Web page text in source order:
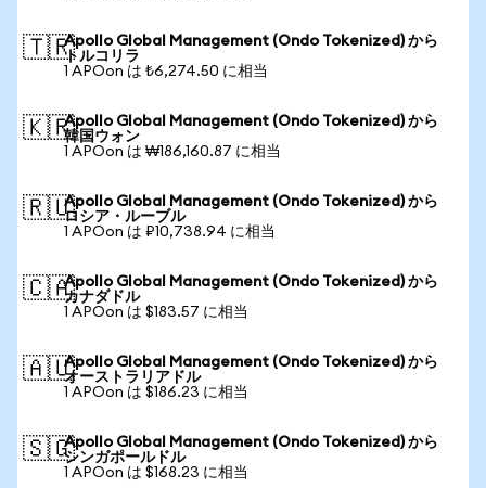
🇹🇷Apollo Global Management (Ondo Tokenized) から
トルコリラ
1 APOon は ₺6,274.50 に相当
🇰🇷Apollo Global Management (Ondo Tokenized) から
韓国ウォン
1 APOon は ₩186,160.87 に相当
🇷🇺Apollo Global Management (Ondo Tokenized) から
ロシア・ルーブル
1 APOon は ₽10,738.94 に相当
🇨🇦Apollo Global Management (Ondo Tokenized) から
カナダドル
1 APOon は $183.57 に相当
🇦🇺Apollo Global Management (Ondo Tokenized) から
オーストラリアドル
1 APOon は $186.23 に相当
🇸🇬Apollo Global Management (Ondo Tokenized) から
シンガポールドル
1 APOon は $168.23 に相当